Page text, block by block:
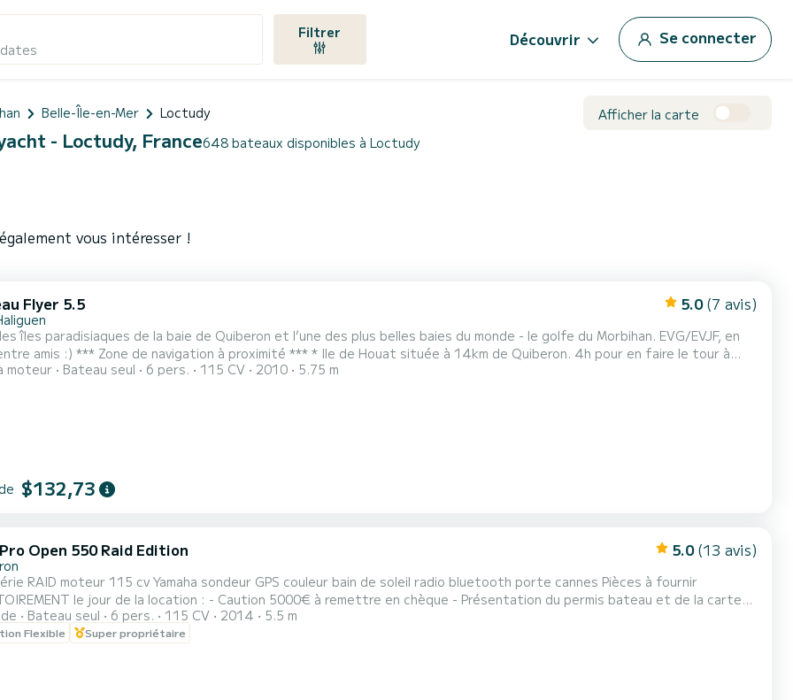
Filtrer Découvrir Se connecter
Belle-Île-en-Mer Loctudy Afficher la carte
- Loctudy, France648 bateaux disponibles à Loctudy
vous intéresser !
Flyer 5.5 5.0 (7 avis)
îles paradisiaques de la baie de Quiberon et l’une des plus belles baies du monde - le golfe du Morbihan. EVG/EVJF, en
* Ile de Houat située à 14km de Quiberon. 4h pour en faire le tour à
sentier côtier (17km). Plages de sable fin et eau turquoise pour une impression de bout du monde :) * Plus petite que
moteur Bateau seul 6 pers. 115 CV 2010 5.75 m
$132,73
Open 550 Raid Edition 5.0 (13 avis)
moteur 115 cv Yamaha sondeur GPS couleur bain de soleil radio bluetooth porte cannes Pièces à fournir
de la location : - Caution 5000€ à remettre en chèque - Présentation du permis bateau et de la carte
Bateau seul 6 pers. 115 CV 2014 5.5 m
Flexible Super propriétaire